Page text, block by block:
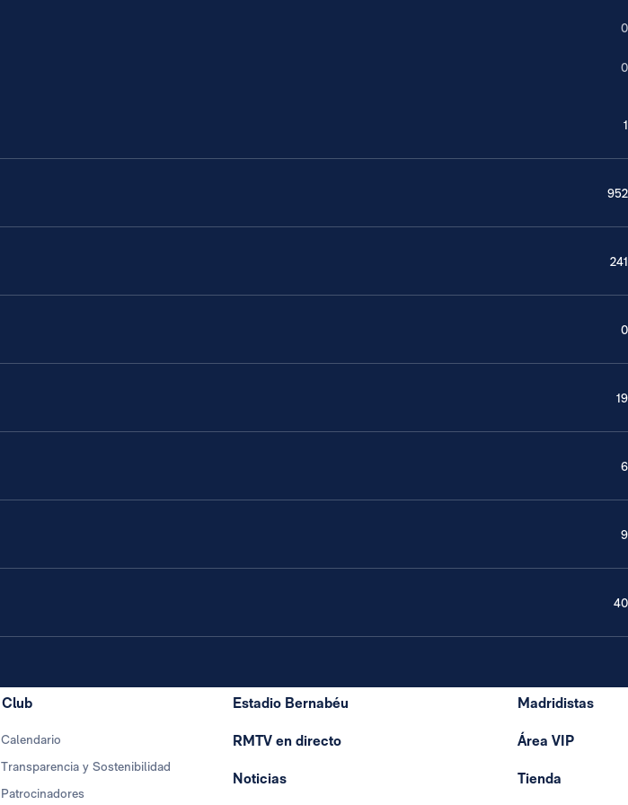
0
0
1
952
241
0
19
6
9
40
Club
Calendario
Transparencia y Sostenibilidad
Patrocinadores
Estadio Bernabéu
RMTV en directo
Noticias
Madridistas
Área VIP
Tienda